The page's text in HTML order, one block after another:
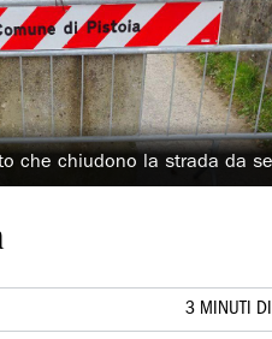
che chiudono la strada da
3 MINUTI DI